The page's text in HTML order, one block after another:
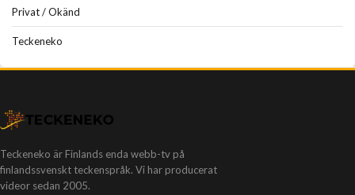
Privat / Okänd
Teckeneko
Teckeneko är Finlands enda webb-tv på
finlandssvenskt teckenspråk. Vi har producerat
videor sedan 2005.